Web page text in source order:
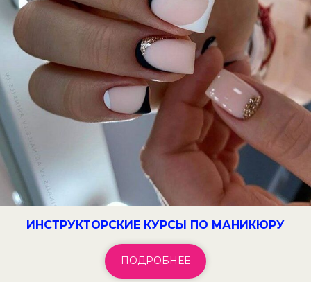
ИНСТРУКТОРСКИЕ КУРСЫ ПО МАНИКЮРУ
ПОДРОБНЕЕ